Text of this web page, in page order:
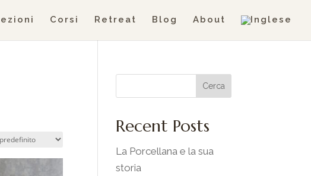
Corsi Retreat Blog About
Cerca
Recent Posts
La Porcellana e la sua
storia